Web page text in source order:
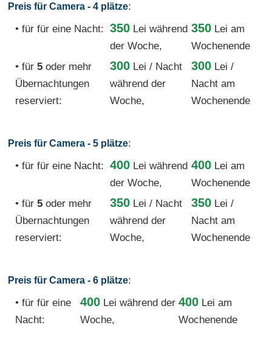
Preis für Camera - 4 plätze:
• für für eine Nacht: 350 Lei während
der Woche,
350 Lei am
Wochenende
• für 5 oder mehr
Übernachtungen
reserviert:
300 Lei / Nacht
während der
Woche,
300 Lei /
Nacht am
Wochenende
Preis für Camera - 5 plätze:
• für für eine Nacht: 400 Lei während
der Woche,
400 Lei am
Wochenende
• für 5 oder mehr
Übernachtungen
reserviert:
350 Lei / Nacht
während der
Woche,
350 Lei /
Nacht am
Wochenende
Preis für Camera - 6 plätze:
• für für eine
Nacht:
400 Lei während der
Woche,
400 Lei am
Wochenende